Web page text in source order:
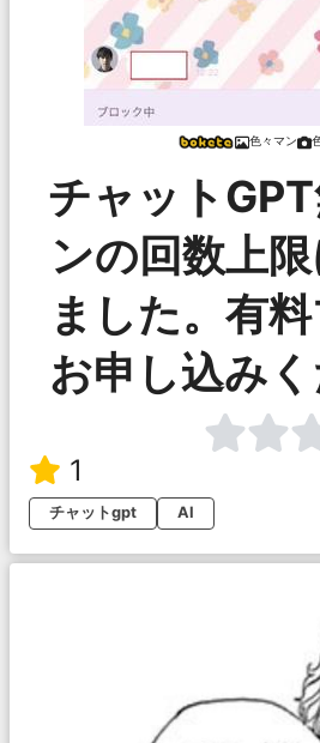
色々マン
チャット
ンの回数上
ました。有
お申し込みく
1
チャットgpt
AI